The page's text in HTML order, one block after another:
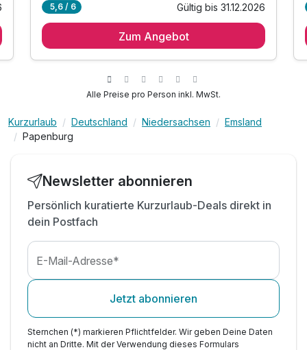
2x Frühstücksbuffet
Gratis Auswahl an Kaffee und Tee im Zimmer
Gratis Stadtplan & Tipps für Ihre Ausflüge
Gratis Parkplatz am Hotel
5,6 / 6 Gültig bis 31.12.2026
Zum Angebot
Alle Preise pro Person inkl. MwSt.
Kurzurlaub Deutschland Niedersachsen
Emsland
Papenburg
Newsletter abonnieren
Persönlich kuratierte Kurzurlaub-Deals direkt in
dein Postfach
E-Mail-Adresse*
Jetzt abonnieren
Sternchen (*) markieren Pflichtfelder. Wir geben Deine Daten
nicht an Dritte. Mit der Verwendung dieses Formulars